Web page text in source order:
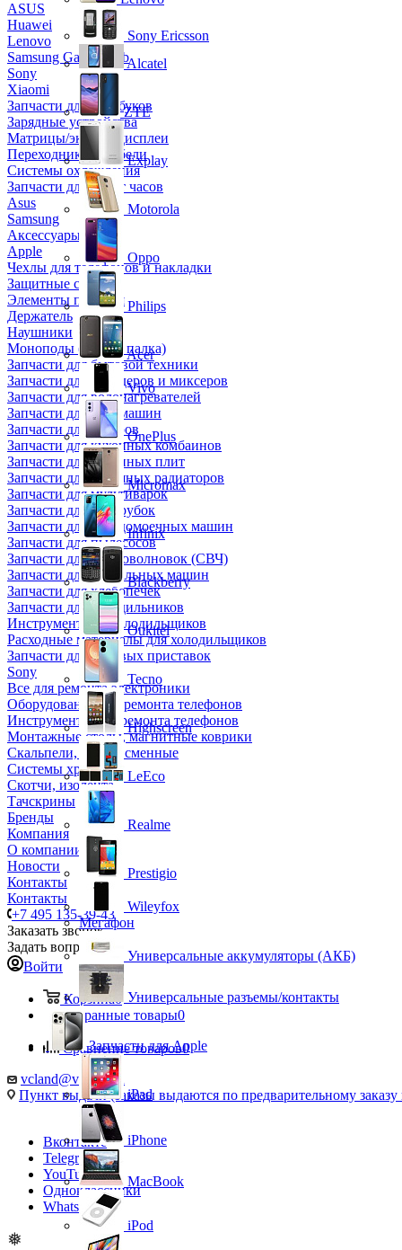
ASUS
Huawei
Lenovo
Samsung Galaxy Tab
Sony
Xiaomi
Запчасти для ноутбуков
Зарядные устройства
Матрицы/экраны/дисплеи
Переходники и кабели
Системы охлаждения
Запчасти для смарт часов
Asus
Samsung
Аксессуары
Apple
Чехлы для телефонов и накладки
Защитные стекла
Элементы питания
Держатель
Наушники
Моноподы (Селфи палка)
Запчасти для бытовой техники
Запчасти для блендеров и миксеров
Запчасти для водонагревателей
Запчасти для кофемашин
Запчасти для кулеров
Запчасти для кухонных комбаинов
Запчасти для кухонных плит
Запчасти для масляных радиаторов
Запчасти для мультиварок
Запчасти для мясорубок
Запчасти для посудомоечных машин
Запчасти для пылесосов
Запчасти для микроволновок (СВЧ)
Запчасти для стиральных машин
Запчасти для хлебопечек
Запчасти для холодильников
Инструмент для холодильщиков
Расходные материалы для холодильщиков
Запчасти для игровых приставок
Sony
Все для ремонта электроники
Оборудование для ремонта телефонов
Инструменты для ремонта телефонов
Монтажные столы, магнитные коврики
Скальпели, лезвия сменные
Системы хранения
Скотчи, изолента
Тачскрины
Бренды
Компания
О компании
Новости
Контакты
Контакты
+7 495 135-39-43
Заказать звонок
Задать вопрос
Войти
Корзина0
Избранные товары0
Сравнение товаров0
vcland@vcland.ru
Пункт выдачи (заказы выдаются по предварительному заказу
Вконтакте
Telegram
YouTube
Одноклассники
WhatsApp
❅
Sony Ericsson
Alcatel
ZTE
Explay
Motorola
Oppo
Philips
Acer
Vivo
OnePlus
Micromax
Infinix
Blackberry
Oukitel
Tecno
Highscreen
LeEco
Realme
Prestigio
Wileyfox
Мегафон
Универсальные аккумуляторы (АКБ)
Универсальные разъемы/контакты
Запчасти для Apple
iPad
iPhone
MacBook
iPod